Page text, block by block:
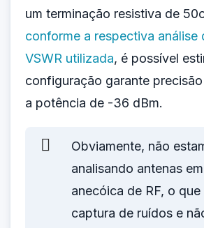
um terminação resistiva de
conforme a respectiva análise
VSWR utilizada, é possível
configuração garante
a potência de -36 dBm.
Obviamente, não
analisando antenas
anecóica de RF, o que
captura de ruídos e